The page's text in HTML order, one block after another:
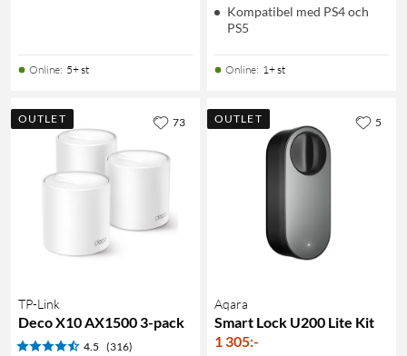
Online: 5+ st
Kompatibel med PS4 och
PS5
Online: 1+ st
OUTLET
TP-Link
Deco X10 AX1500 3-pack
4.5 (316)
73 OUTLET
Aqara
Smart Lock U200 Lite Kit
1 305:-
5